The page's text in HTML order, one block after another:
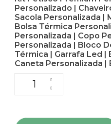
Personalizado |
Sacola Personalizada |
Bolsa Térmica
Personalizada | Copo
Personalizada | Bloco
Térmica | Garrafa Led |
Caneta Personalizada |